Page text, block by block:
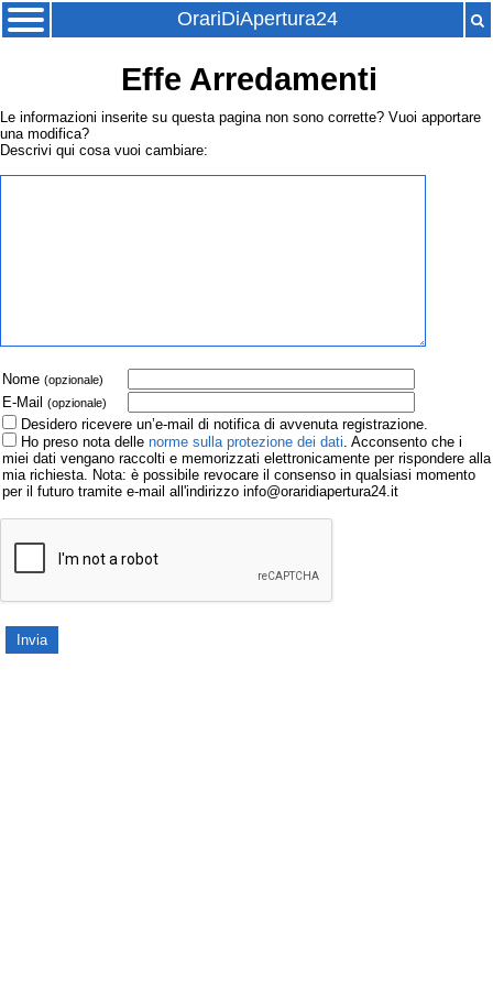
OrariDiApertura24
Effe Arredamenti
Le informazioni inserite su questa pagina non sono corrette? Vuoi apportare
una modifica?
Descrivi qui cosa vuoi cambiare:
Nome (opzionale)
E-Mail (opzionale)
Desidero ricevere un’e-mail di notifica di avvenuta registrazione.
Ho preso nota delle norme sulla protezione dei dati. Acconsento che i
miei dati vengano raccolti e memorizzati elettronicamente per rispondere alla
mia richiesta. Nota: è possibile revocare il consenso in qualsiasi momento
per il futuro tramite e-mail all'indirizzo info@oraridiapertura24.it